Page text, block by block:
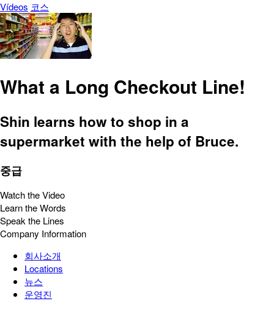
Vídeos 코스
What a Long Checkout Line!
Shin learns how to shop in a
supermarket with the help of Bruce.
중급
Watch the Video
Learn the Words
Speak the Lines
Company Information
회사소개
Locations
뉴스
운영진